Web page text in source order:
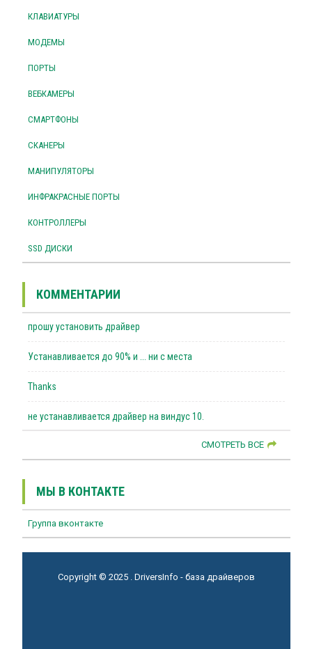
КЛАВИАТУРЫ
МОДЕМЫ
ПОРТЫ
ВЕБКАМЕРЫ
СМАРТФОНЫ
СКАНЕРЫ
МАНИПУЛЯТОРЫ
ИНФРАКРАСНЫЕ ПОРТЫ
КОНТРОЛЛЕРЫ
SSD ДИСКИ
КОММЕНТАРИИ
прошу установить драйвер
Устанавливается до 90% и ... ни с места
Thanks
не устанавливается драйвер на виндус 10.
СМОТРЕТЬ ВСЕ
МЫ В КОНТАКТЕ
Группа вконтакте
Copyright © 2025 . DriversInfo - база драйверов